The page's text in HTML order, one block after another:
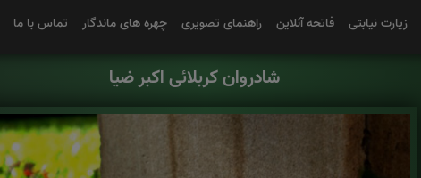
زیارت نیابتی فاتحه آنلاین راهنمای تصویری چهره های ماندگار تماس با ما
شادروان کربلائی اکبر ضیا